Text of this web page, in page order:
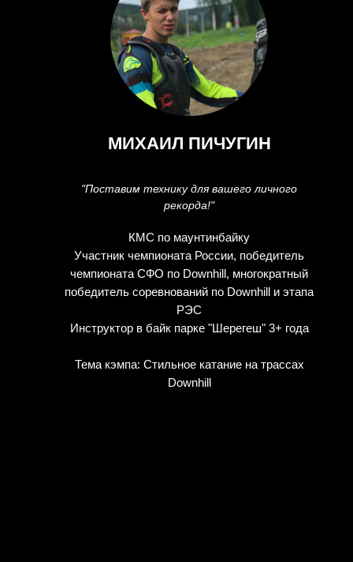
МИХАИЛ ПИЧУГИН
"Поставим технику для вашего личного
рекорда!"
КМС по маунтинбайку
Участник чемпионата России, победитель
чемпионата СФО по Downhill, многократный
победитель соревнований по Downhill и этапа
РЭС
Инструктор в байк парке "Шерегеш" 3+ года
Тема кэмпа: Стильное катание на трассах
Downhill